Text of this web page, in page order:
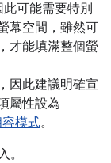
可能需要特別
幕空間，雖然可
才能填滿整個螢
因此建議明確宣
屬性設為
模式。
。